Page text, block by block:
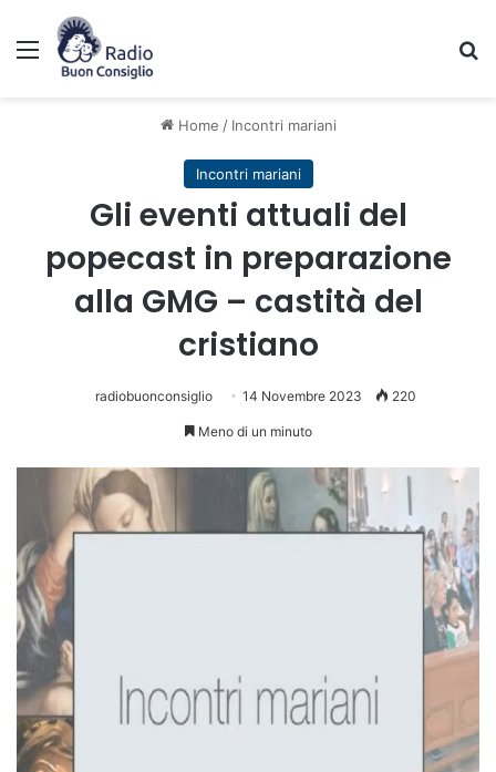
Menu
Home / Incontri mariani
Incontri mariani
Gli eventi attuali del
popecast in preparazione
alla GMG – castità del
cristiano
radiobuonconsiglio 14 Novembre 2023 220
Meno di un minuto